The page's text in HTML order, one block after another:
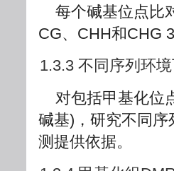
每个碱基位点比
CG、CHH和CHG
1.3.3 不同序列环
对包括甲基化位
碱基)，研究不同
测提供依据。